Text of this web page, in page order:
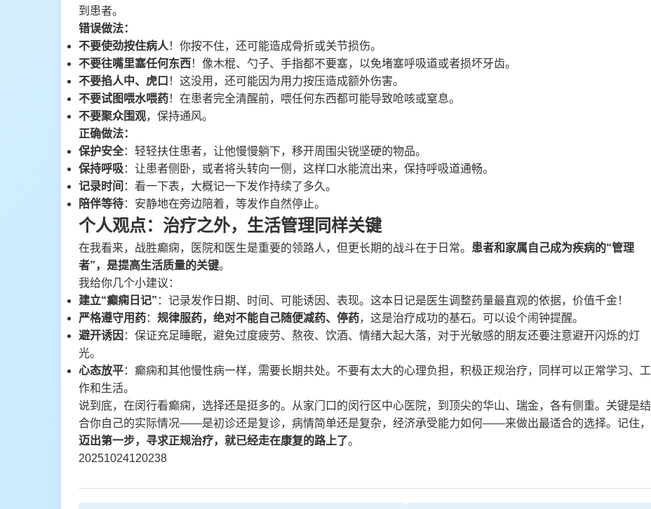
到患者。
错误做法：
不要使劲按住病人 ！你按不住，还可能造成骨折或关节损伤。
不要往嘴里塞任何东西！像木棍、勺子、手指都不要塞，以免堵塞呼吸道或者损坏牙齿。
不要掐人中、虎口 ！这没用，还可能因为用力按压造成额外伤害。
不要试图喂水喂药！在患者完全清醒前，喂任何东西都可能导致呛咳或窒息。
不要聚众围观，保持通风。
正确做法：
保护安全：轻轻扶住患者，让他慢慢躺下，移开周围尖锐坚硬的物品。
保持呼吸：让患者侧卧，或者将头转向一侧，这样口水能流出来，保持呼吸道通畅。
记录时间 ：看一下表，大概记一下发作持续了多久。
陪伴等待：安静地在旁边陪着，等发作自然停止。
个人观点：治疗之外，生活管理同样关键
在我看来，战胜癫痫，医院和医生是重要的领路人，但更长期的战斗在于日常。 患者和家属自己成为疾病的“管理
者”，是提高生活质量的关键。
我给你几个小建议：
建立“癫痫日记” ：记录发作日期、时间、可能诱因、表现。这本日记是医生调整药量最直观的依据，价值千金！
严格遵守用药： 规律服药，绝对不能自己随便减药、停药，这是治疗成功的基石。可以设个闹钟提醒。
避开诱因 ：保证充足睡眠，避免过度疲劳、熬夜、饮酒、情绪大起大落，对于光敏感的朋友还要注意避开闪烁的灯
光。
心态放平：癫痫和其他慢性病一样，需要长期共处。不要有太大的心理负担，积极正规治疗，同样可以正常学习、工
作和生活。
说到底，在闵行看癫痫，选择还是挺多的。从家门口的闵行区中心医院，到顶尖的华山、瑞金，各有侧重。关键是结
合你自己的实际情况——是初诊还是复诊，病情简单还是复杂，经济承受能力如何——来做出最适合的选择。记住，
迈出第一步，寻求正规治疗，就已经走在康复的路上了。
20251024120238